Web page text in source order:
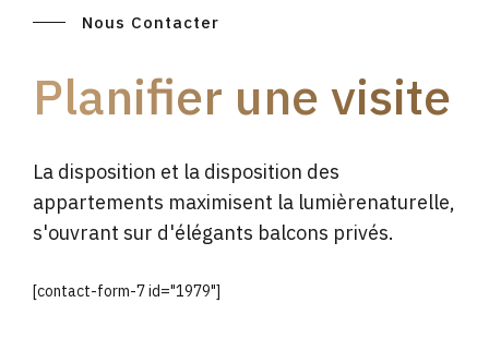
Nous Contacter
Planifier une visite
La disposition et la disposition des
appartements maximisent la lumièrenaturelle,
s'ouvrant sur d'élégants balcons privés.
[contact-form-7 id="1979"]